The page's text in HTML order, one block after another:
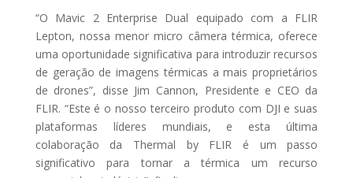
“O Mavic 2 Enterprise Dual equipado com a FLIR
Lepton, nossa menor micro câmera térmica, oferece
uma oportunidade significativa para introduzir recursos
de geração de imagens térmicas a mais proprietários
de drones”, disse Jim Cannon, Presidente e CEO da
FLIR. “Este é o nosso terceiro produto com DJI e suas
plataformas líderes mundiais, e esta última
colaboração da Thermal by FLIR é um passo
significativo para tornar a térmica um recurso